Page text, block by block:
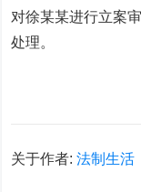
对徐某某进行立案
处理。
关于作者:法制生活